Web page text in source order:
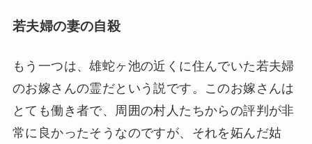
若夫婦の妻の自殺
もう一つは、雄蛇ヶ池の近くに住んでいた若夫婦
のお嫁さんの霊だという説です。このお嫁さんは
とても働き者で、周囲の村人たちからの評判が非
常に良かったそうなのですが、それを妬んだ姑